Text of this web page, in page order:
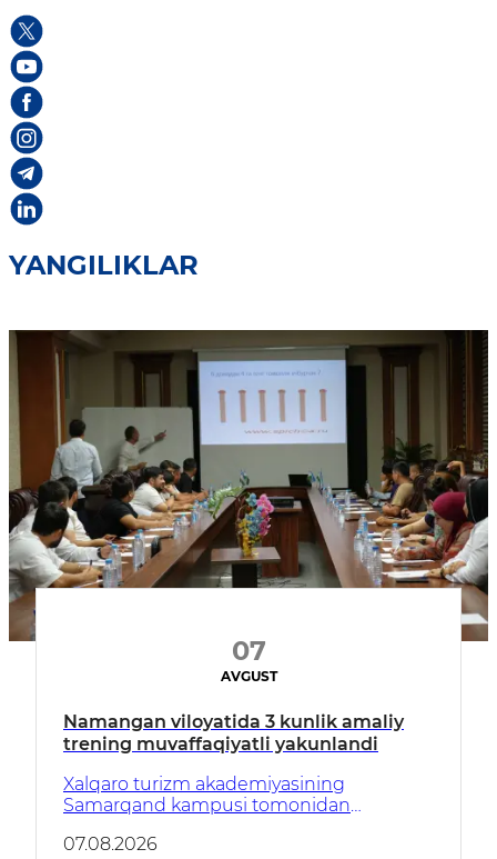
YANGILIKLAR
07
AVGUST
Namangan viloyatida 3 kunlik amaliy
trening muvaffaqiyatli yakunlandi
Xalqaro turizm akademiyasining
Samarqand kampusi tomonidan
sohasi xodimlari uchun uch kunlik malaka
07.08.2026